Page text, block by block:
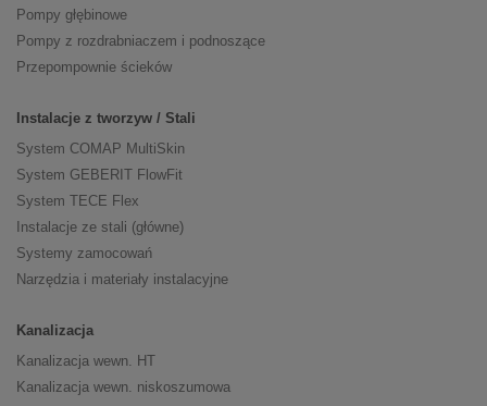
Pompy głębinowe
Pompy z rozdrabniaczem i podnoszące
Przepompownie ścieków
Instalacje z tworzyw / Stali
System COMAP MultiSkin
System GEBERIT FlowFit
System TECE Flex
Instalacje ze stali (główne)
Systemy zamocowań
Narzędzia i materiały instalacyjne
Kanalizacja
Kanalizacja wewn. HT
Kanalizacja wewn. niskoszumowa